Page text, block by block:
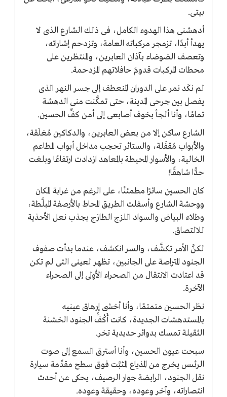
بيتى.
أدهشنى هذا الهدوء الكامل، فى ذلك الشارع الذى لا
يهدأ أبدًا، تزمجر مركباته العامة، وتزدحم إشاراته،
وتعصف الضوضاء بآذان العابرين، والمنتظرين على
محطات المركبات قدومَ حافلاتهم المزدحمة.
لم نكَد نمر على الدوران المنعطف إلى جسر النهر الذى
يفصل بين جرحى المدينة، حتى تمكَّنت منى الدهشة
تمامًا، وأنا ألجأ بخوف أصابعى إلى أمن كفِّ الحسين.
الشارع ساكن إلا من بعض العابرين، والدكاكين مُغلَقة،
والأبواب مُقفَلة، والستائر تحجب مداخل أبواب المطاعم
الخالية، والأسوار المحيطة بالمعاهد ازدادت ارتفاعًا وبلغت
حدًّا شاهقًا!
كان الحسين سائرًا مطمئنًا، على الرغم من غرابة المكان
ووحشة الشارع وأسفلت الطريق المحاط بالأرصفة المبلَّطة،
وطلاء البياض والسواد اللزج الطازج يجذب نعل الأحذية
للالتصاق.
لكنَّ الأمر تكشَّف، والسر انكشف، عندما بدأت صفوف
الجنود المتراصة على الجانبين، تظهر لعينى التى لم تكن
قد اعتادت الانتقال من الصحراء الأولى إلى الصحراء
الآخرة.
نظر الحسين متمتمًا، وأنا أخشى إرهاق عينيه
بالمستدهشات الجديدة، كانت أَكُفُّ الجنود الخشنة
الثقيلة تمسك بدوائر حديدية تخر.
سبحت عيون الحسين، وأنا أسترق السمع إلى صوت
الرئىس يخرج من المذياع المثبَّت فوق سطح مقدِّمة سيارة
نقل الجنود، الرابضة جوار الرصيف، يحكى عن أحدث
انتصاراته، وآخر وعوده، وحقيقة وعوده.